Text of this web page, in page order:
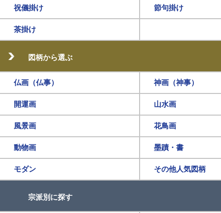
祝儀掛け 節句掛け
茶掛け
図柄から選ぶ
仏画（仏事） 神画（神事）
開運画 山水画
風景画 花鳥画
動物画 墨蹟・書
モダン その他人気図柄
宗派別に探す